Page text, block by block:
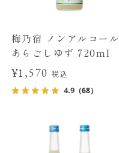
梅乃宿 ノンアルコール
あらごしゆず 720ml
¥1,570税込
4.9（68）